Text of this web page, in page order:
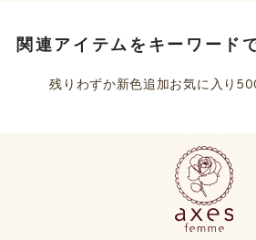
関連アイテムをキーワード
残りわずか新色追加お気に入り